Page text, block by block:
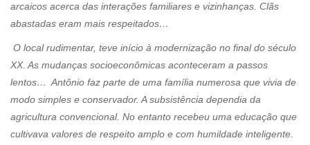
arcaicos acerca das interações familiares e vizinhanças. Clãs
abastadas eram mais respeitados…
O local rudimentar, teve início à modernização no final do século
XX. As mudanças socioeconômicas aconteceram a passos
lentos… Antônio faz parte de uma família numerosa que vivia de
modo simples e conservador. A subsistência dependia da
agricultura convencional. No entanto recebeu uma educação que
cultivava valores de respeito amplo e com humildade inteligente.